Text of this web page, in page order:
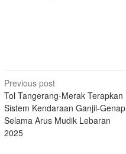
Post
navigation
Previous post
Tol Tangerang-Merak Terapkan
Sistem Kendaraan Ganjil-Genap
Selama Arus Mudik Lebaran
2025